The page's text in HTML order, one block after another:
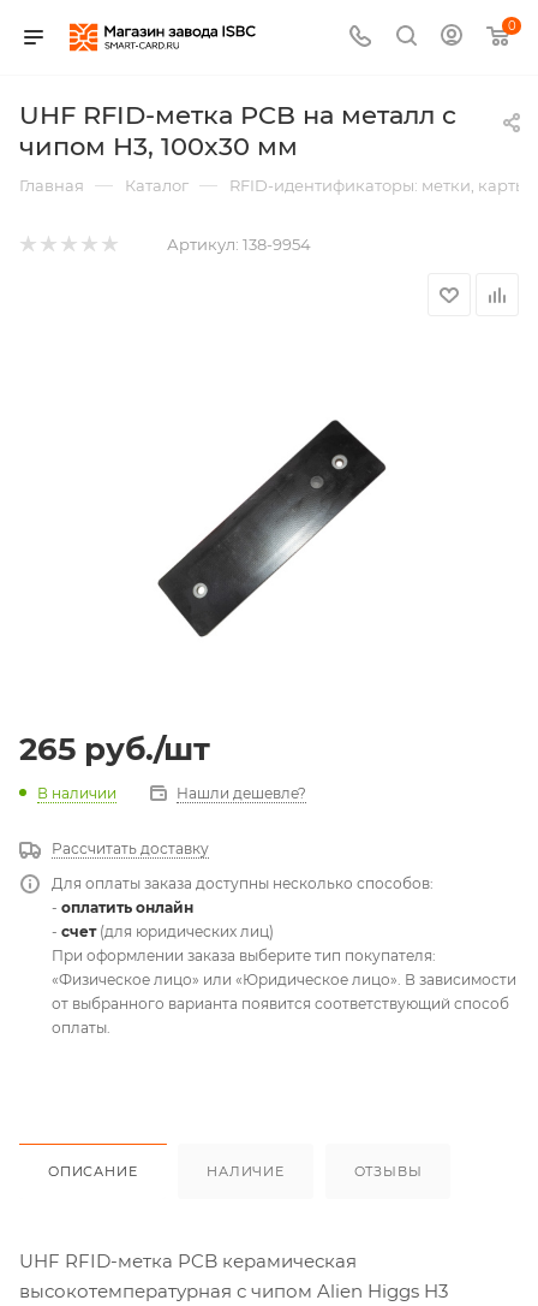
0
UHF RFID-метка PCB на металл с
чипом H3, 100x30 мм
Главная — Каталог — RFID-идентификаторы: метки,
Артикул: 138-9954
265 руб./шт
В наличии Нашли дешевле?
Рассчитать доставку
Для оплаты заказа доступны несколько способов:
- оплатить онлайн
- счет(для юридических лиц)
При оформлении заказа выберите тип покупателя:
«Физическое лицо» или «Юридическое лицо». В зависимости
от выбранного варианта появится соответствующий способ
оплаты.
ОПИСАНИЕ НАЛИЧИЕ ОТЗЫВЫ
UHF RFID-метка PCB керамическая
высокотемпературная с чипом Alien Higgs H3